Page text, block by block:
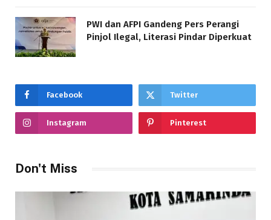
PWI dan AFPI Gandeng Pers Perangi
Pinjol Ilegal, Literasi Pindar Diperkuat
Facebook Twitter
Instagram Pinterest
Don't Miss